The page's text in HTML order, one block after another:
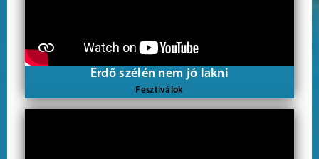
Erdő szélén nem jó lakni
Fesztiválok